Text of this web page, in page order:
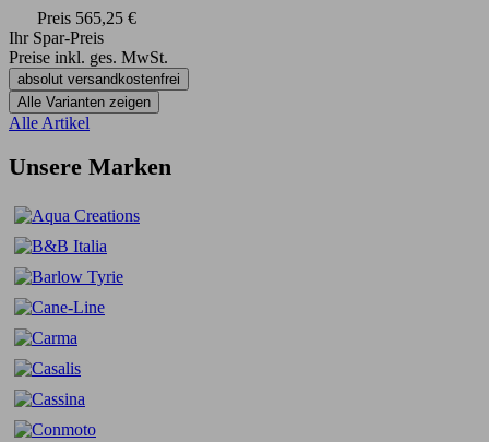
Preis 565,25 €
Ihr Spar-Preis
Preise inkl. ges. MwSt.
absolut versandkostenfrei
Alle Varianten zeigen
Alle Artikel
Unsere Marken